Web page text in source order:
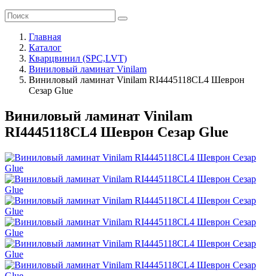
Главная
Каталог
Кварцвинил (SPC,LVT)
Виниловый ламинат Vinilam
Виниловый ламинат Vinilam RI4445118CL4 Шеврон
Сезар Glue
Виниловый ламинат Vinilam
RI4445118CL4 Шеврон Сезар Glue